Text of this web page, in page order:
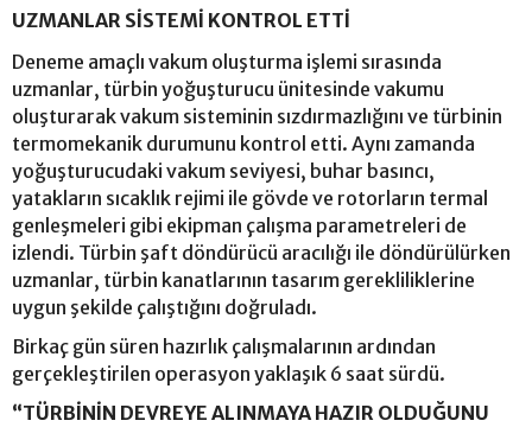
UZMANLAR SİSTEMİ KONTROL ETTİ
Deneme amaçlı vakum oluşturma işlemi sırasında
uzmanlar, türbin yoğuşturucu ünitesinde vakumu
oluşturarak vakum sisteminin sızdırmazlığını ve türbinin
termomekanik durumunu kontrol etti. Aynı zamanda
yoğuşturucudaki vakum seviyesi, buhar basıncı,
yatakların sıcaklık rejimi ile gövde ve rotorların termal
genleşmeleri gibi ekipman çalışma parametreleri de
izlendi. Türbin şaft döndürücü aracılığı ile döndürülürken
uzmanlar, türbin kanatlarının tasarım gerekliliklerine
uygun şekilde çalıştığını doğruladı.
Birkaç gün süren hazırlık çalışmalarının ardından
gerçekleştirilen operasyon yaklaşık 6 saat sürdü.
“TÜRBİNİN DEVREYE ALINMAYA HAZIR OLDUĞUNU